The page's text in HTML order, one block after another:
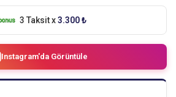
3 Taksit x3.300 ₺
Instagram'da Görüntüle